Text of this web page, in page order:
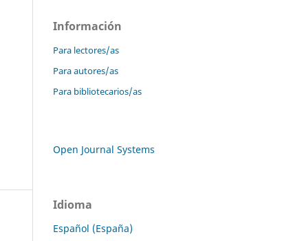
Información
Para lectores/as
Para autores/as
Para bibliotecarios/as
Open Journal Systems
Idioma
Español (España)